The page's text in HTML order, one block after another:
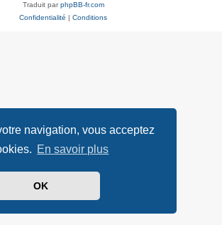
navigation, vous acceptez
En savoir plus
OK
Traduit parphpBB-fr.com
Confidentialité | Conditions